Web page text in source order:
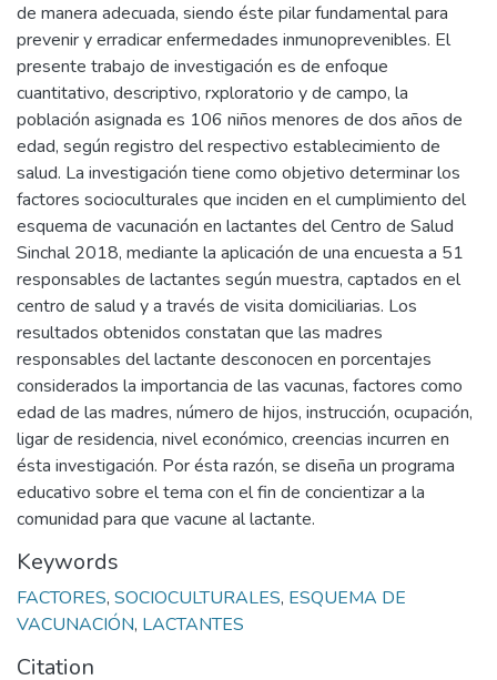
de manera adecuada, siendo éste pilar fundamental para
prevenir y erradicar enfermedades inmunoprevenibles. El
presente trabajo de investigación es de enfoque
cuantitativo, descriptivo, rxploratorio y de campo, la
población asignada es 106 niños menores de dos años de
edad, según registro del respectivo establecimiento de
salud. La investigación tiene como objetivo determinar los
factores socioculturales que inciden en el cumplimiento del
esquema de vacunación en lactantes del Centro de Salud
Sinchal 2018, mediante la aplicación de una encuesta a 51
responsables de lactantes según muestra, captados en el
centro de salud y a través de visita domiciliarias. Los
resultados obtenidos constatan que las madres
responsables del lactante desconocen en porcentajes
considerados la importancia de las vacunas, factores como
edad de las madres, número de hijos, instrucción, ocupación,
ligar de residencia, nivel económico, creencias incurren en
ésta investigación. Por ésta razón, se diseña un programa
educativo sobre el tema con el fin de concientizar a la
comunidad para que vacune al lactante.
Keywords
FACTORES, SOCIOCULTURALES, ESQUEMA DE
VACUNACIÓN, LACTANTES
Citation